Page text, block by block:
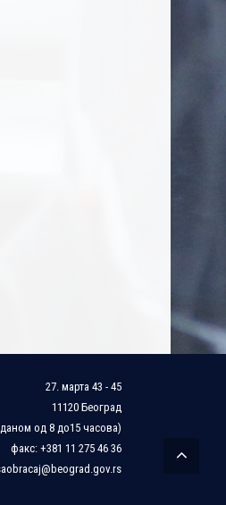
27. марта 43 - 45
11120 Београд
од 8 до15 часова)
факс: +381 11 275 46 36